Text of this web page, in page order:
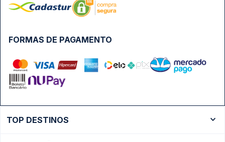
FORMAS DE PAGAMENTO
TOP DESTINOS